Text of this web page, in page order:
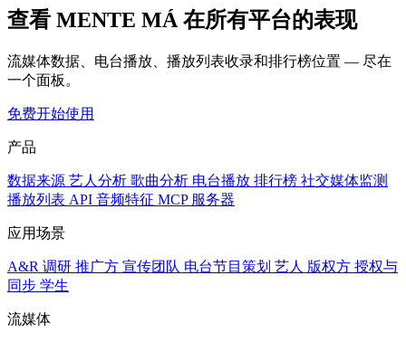
查看 MENTE MÁ 在所有平台的表现
流媒体数据、电台播放、播放列表收录和排行榜位置 — 尽在
一个面板。
免费开始使用
产品
数据来源 艺人分析 歌曲分析 电台播放 排行榜 社交媒体监测
播放列表 API 音频特征 MCP 服务器
应用场景
A&R 调研 推广方 宣传团队 电台节目策划 艺人 版权方 授权与
同步 学生
流媒体